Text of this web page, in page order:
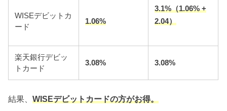
WISEデビットカ
ード
1.06%
3.1%（1.06% +
2.04）
楽天銀行デビッ
トカード
3.08% 3.08%
結果、WISEデビットカードの方がお得。